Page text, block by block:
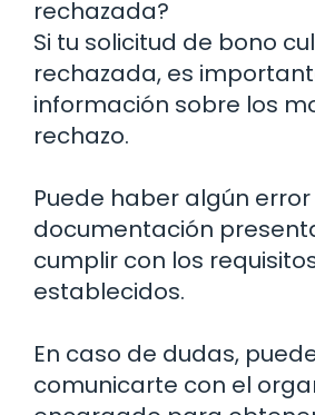
rechazada?
Si tu solicitud de bono
rechazada, es
información sobre los
rechazo.
Puede haber algún error
documentación
cumplir con los
establecidos.
En caso de dudas,
comunicarte con el